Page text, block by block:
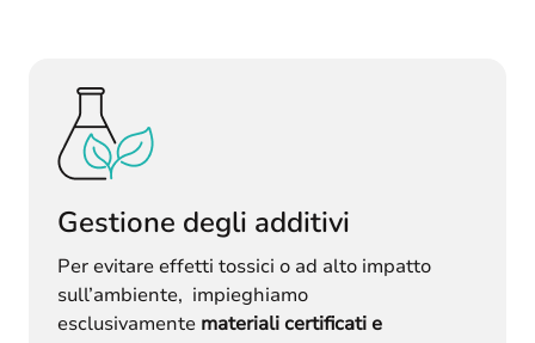
Gestione degli additivi
Per evitare effetti tossici o ad alto impatto
sull’ambiente, impieghiamo
esclusivamente materiali certificati e